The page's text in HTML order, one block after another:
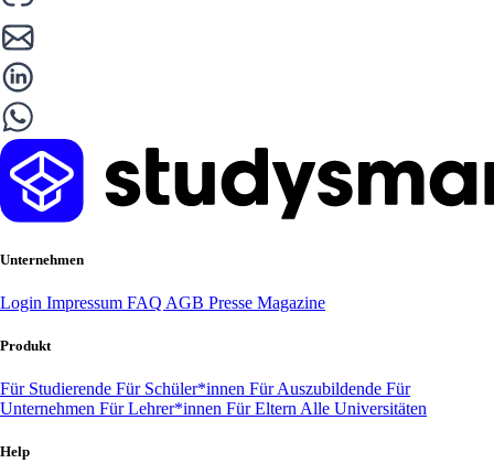
Unternehmen
Login Impressum FAQ AGB Presse Magazine
Produkt
Für Studierende Für Schüler*innen Für Auszubildende Für
Unternehmen Für Lehrer*innen Für Eltern Alle Universitäten
Help